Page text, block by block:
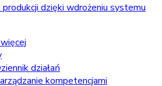
dzięki wdrożeniu systemu
działań
kompetencjami